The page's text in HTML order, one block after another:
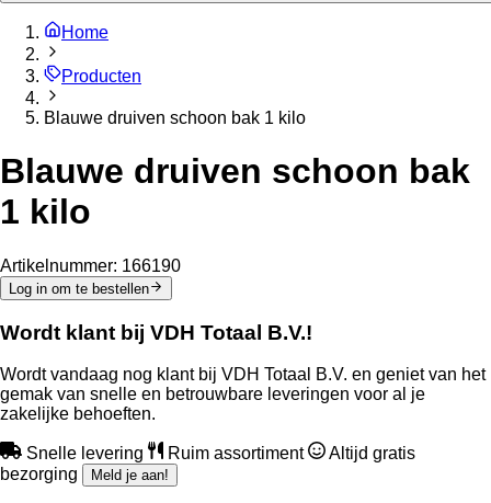
Home
Producten
Blauwe druiven schoon bak 1 kilo
Blauwe druiven schoon bak
1 kilo
Artikelnummer: 166190
Log in om te bestellen
Wordt klant bij VDH Totaal B.V.!
Wordt vandaag nog klant bij VDH Totaal B.V. en geniet van het
gemak van snelle en betrouwbare leveringen voor al je
zakelijke behoeften.
Snelle levering Ruim assortiment
Altijd gratis
bezorging
Meld je aan!